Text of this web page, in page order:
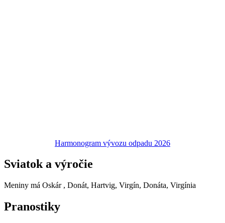
Harmonogram vývozu odpadu 2026
Sviatok a výročie
Meniny má Oskár , Donát, Hartvig, Virgín, Donáta, Virgínia
Pranostiky